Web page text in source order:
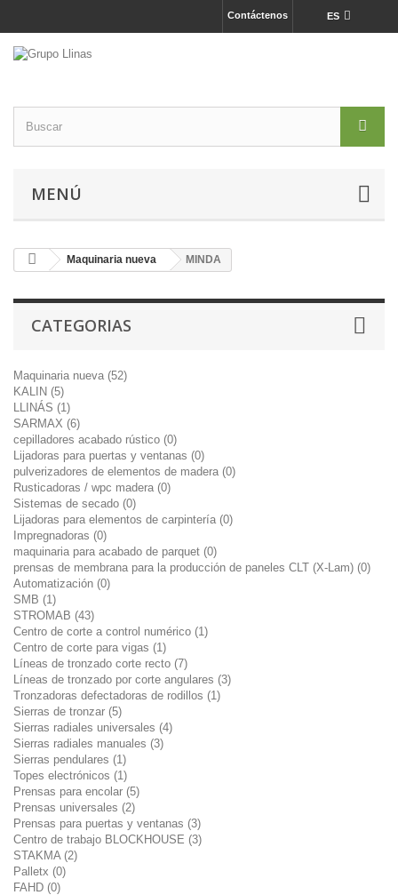
ES
Contáctenos
MENÚ
Maquinaria nueva MINDA
CATEGORIAS
Maquinaria nueva (52)
KALIN (5)
LLINÁS (1)
SARMAX (6)
cepilladores acabado rústico (0)
Lijadoras para puertas y ventanas (0)
pulverizadores de elementos de madera (0)
Rusticadoras / wpc madera (0)
Sistemas de secado (0)
Lijadoras para elementos de carpintería (0)
Impregnadoras (0)
maquinaria para acabado de parquet (0)
prensas de membrana para la producción de paneles CLT (X-Lam) (0)
Automatización (0)
SMB (1)
STROMAB (43)
Centro de corte a control numérico (1)
Centro de corte para vigas (1)
Líneas de tronzado corte recto (7)
Líneas de tronzado por corte angulares (3)
Tronzadoras defectadoras de rodillos (1)
Sierras de tronzar (5)
Sierras radiales universales (4)
Sierras radiales manuales (3)
Sierras pendulares (1)
Topes electrónicos (1)
Prensas para encolar (5)
Prensas universales (2)
Prensas para puertas y ventanas (3)
Centro de trabajo BLOCKHOUSE (3)
STAKMA (2)
Palletx (0)
FAHD (0)